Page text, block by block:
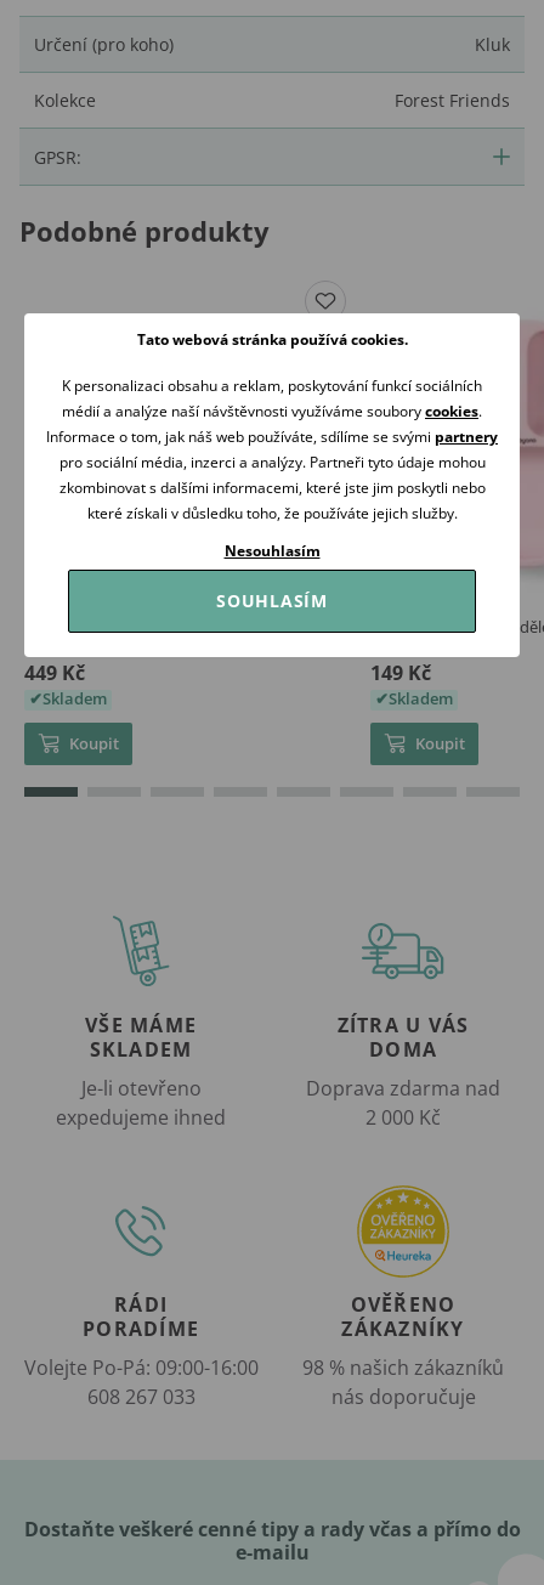
Určení (pro koho) Kluk
Kolekce Forest Friends
GPSR:
Podobné produkty
Canpol babies Silikonový dělený talíř s
449 Kč
Skladem
Koupit
BabyOno Silikonový
149 Kč
Skladem
Koupit
VŠE MÁME
SKLADEM
Je-li otevřeno
expedujeme ihned
ZÍTRA U VÁS
DOMA
Doprava zdarma nad
2 000 Kč
RÁDI
PORADÍME
Volejte Po-Pá: 09:00-16:00
608 267 033
OVĚŘENO
ZÁKAZNÍKY
98 % našich zákazníků
nás doporučuje
Dostaňte veškeré cenné tipy a rady včas a přímo do
e-mailu
Tato webová stránka používá cookies.
K personalizaci obsahu a reklam, poskytování funkcí sociálních
médií a analýze naší návštěvnosti využíváme souborycookies.
Informace o tom, jak náš web používáte, sdílíme se svými partnery
pro sociální média, inzerci a analýzy. Partneři tyto údaje mohou
zkombinovat s dalšími informacemi, které jste jim poskytli nebo
které získali v důsledku toho, že používáte jejich služby.
Nesouhlasím
SOUHLASÍM